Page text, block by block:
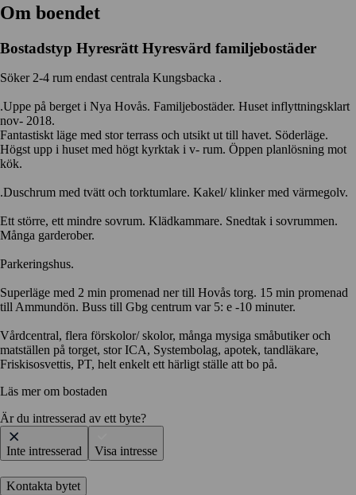
Om boendet
Bostadstyp Hyresrätt Hyresvärd familjebostäder
Söker 2-4 rum endast centrala Kungsbacka .
.Uppe på berget i Nya Hovås. Familjebostäder. Huset inflyttningsklart
nov- 2018.
Fantastiskt läge med stor terrass och utsikt ut till havet. Söderläge.
Högst upp i huset med högt kyrktak i v- rum. Öppen planlösning mot
kök.
.Duschrum med tvätt och torktumlare. Kakel/ klinker med värmegolv.
Ett större, ett mindre sovrum. Klädkammare. Snedtak i sovrummen.
Många garderober.
Parkeringshus.
Superläge med 2 min promenad ner till Hovås torg. 15 min promenad
till Ammundön. Buss till Gbg centrum var 5: e -10 minuter.
Vårdcentral, flera förskolor/ skolor, många mysiga småbutiker och
matställen på torget, stor ICA, Systembolag, apotek, tandläkare,
Friskisosvettis, PT, helt enkelt ett härligt ställe att bo på.
Läs mer om bostaden
Är du intresserad av ett byte?
Inte intresserad Visa intresse
Kontakta bytet